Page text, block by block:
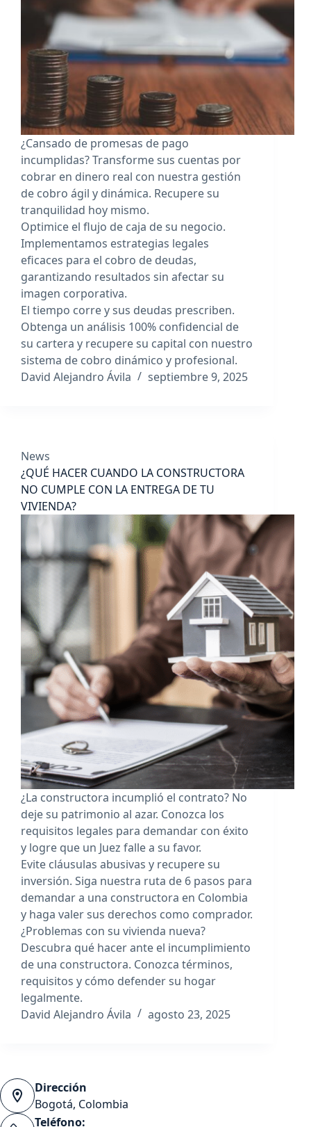
¿Cansado de promesas de pago
incumplidas? Transforme sus cuentas por
cobrar en dinero real con nuestra gestión
de cobro ágil y dinámica. Recupere su
tranquilidad hoy mismo.
Optimice el flujo de caja de su negocio.
Implementamos estrategias legales
eficaces para el cobro de deudas,
garantizando resultados sin afectar su
imagen corporativa.
El tiempo corre y sus deudas prescriben.
Obtenga un análisis 100% confidencial de
su cartera y recupere su capital con nuestro
sistema de cobro dinámico y profesional.
David Alejandro Ávila
septiembre 9, 2025
News
¿QUÉ HACER CUANDO LA CONSTRUCTORA
NO CUMPLE CON LA ENTREGA DE TU
VIVIENDA?
¿La constructora incumplió el contrato? No
deje su patrimonio al azar. Conozca los
requisitos legales para demandar con éxito
y logre que un Juez falle a su favor.
Evite cláusulas abusivas y recupere su
inversión. Siga nuestra ruta de 6 pasos para
demandar a una constructora en Colombia
y haga valer sus derechos como comprador.
¿Problemas con su vivienda nueva?
Descubra qué hacer ante el incumplimiento
de una constructora. Conozca términos,
requisitos y cómo defender su hogar
legalmente.
David Alejandro Ávila
agosto 23, 2025
Dirección
Bogotá, Colombia
Teléfono: